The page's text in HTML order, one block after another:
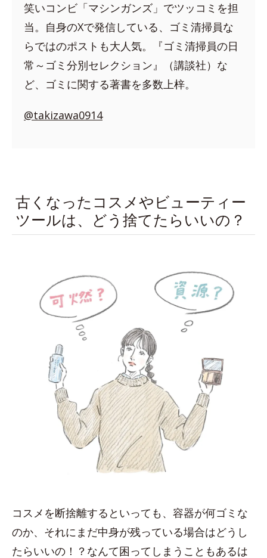
笑いコンビ「マシンガンズ」でツッコミを担
当。自身のXで発信している、ゴミ清掃員な
らではのポストも大人気。『ゴミ清掃員の日
常～ゴミ分別セレクション』（講談社）な
ど、ゴミに関する著書を多数上梓。
@takizawa0914
古くなったコスメやビューティー
ツールは、どう捨てたらいいの？
コスメを断捨離するといっても、容器が何ゴミな
のか、それにまだ中身が残っている場合はどうし
たらいいの！？なんて困ってしまうこともあるは